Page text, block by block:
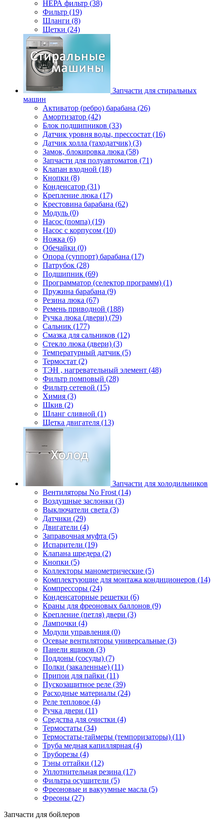
НЕРА фильтр (38)
Фильтр (19)
Шланги (8)
Щетки (24)
Запчасти для стиральных
машин
Активатор (ребро) барабана (26)
Амортизатор (42)
Блок подшипников (33)
Датчик уровня воды, прессостат (16)
Датчик холла (таходатчик) (3)
Замок, блокировка люка (58)
Запчасти для полуавтоматов (71)
Клапан входной (18)
Кнопки (8)
Конденсатор (31)
Крепление люка (17)
Крестовина барабана (62)
Модуль (0)
Насос (помпа) (19)
Насос c корпусом (10)
Ножка (6)
Обечайки (0)
Опора (суппорт) барабана (17)
Патрубок (28)
Подшипник (69)
Программатор (селектор программ) (1)
Пружина барабана (9)
Резина люка (67)
Ремень приводной (188)
Ручка люка (двери) (79)
Сальник (177)
Смазка для сальников (12)
Стекло люка (двери) (3)
Температурный датчик (5)
Термостат (2)
ТЭН , нагревательный элемент (48)
Фильтр помповый (28)
Фильтр сетевой (15)
Химия (3)
Шкив (2)
Шланг сливной (1)
Щетка двигателя (13)
Запчасти для холодильников
Вентиляторы No Frost (14)
Воздушные заслонки (3)
Выключатели света (3)
Датчики (29)
Двигатели (4)
Заправочная муфта (5)
Испарители (19)
Клапана шредера (2)
Кнопки (5)
Коллекторы манометрические (5)
Комплектующие для монтажа кондиционеров (14)
Компрессоры (24)
Конденсаторные решетки (6)
Краны для фреоновых баллонов (9)
Крепление (петля) двери (3)
Лампочки (4)
Модули управления (0)
Осевые вентиляторы универсальные (3)
Панели ящиков (3)
Поддоны (сосуды) (7)
Полки (закаленные) (11)
Припои для пайки (11)
Пускозащитное реле (39)
Расходные материалы (24)
Реле тепловое (4)
Ручка двери (11)
Средства для очистки (4)
Термостаты (34)
Термостаты-таймеры (темпоризаторы) (11)
Труба медная капиллярная (4)
Труборезы (4)
Тэны оттайки (12)
Уплотнительная резина (17)
Фильтра осушители (5)
Фреоновые и вакуумные масла (5)
Фреоны (27)
Запчасти для бойлеров